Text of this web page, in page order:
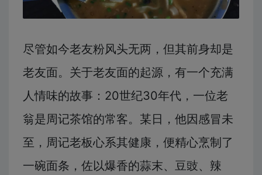
尽管如今老友粉风头无两，但其前身却是
老友面。关于老友面的起源，有一个充满
人情味的故事：20世纪30年代，一位老
翁是周记茶馆的常客。某日，他因感冒未
至，周记老板心系其健康，便精心烹制了
一碗面条，佐以爆香的蒜末、豆豉、辣